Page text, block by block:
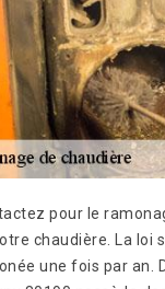
pour le
chaudière. La loi
une fois par an.